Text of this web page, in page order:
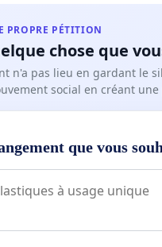
PROPRE PÉTITION
chose que
n'a pas lieu en gardant le
social en créant
que vous